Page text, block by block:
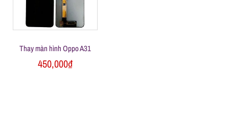
t
M
Thay màn hình Oppo A31
450,000₫